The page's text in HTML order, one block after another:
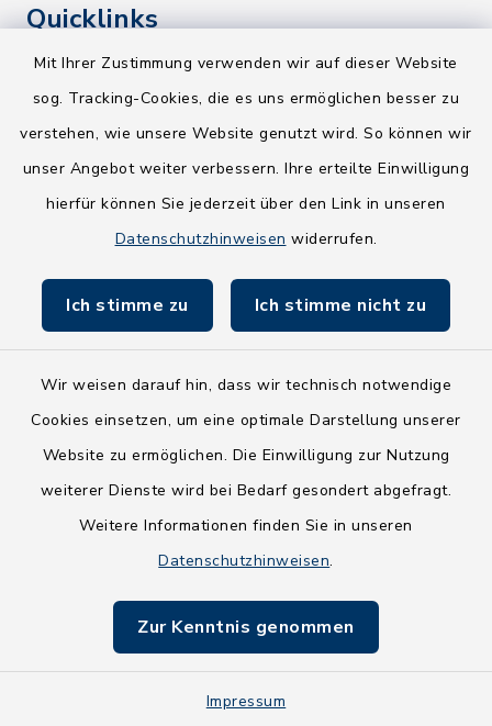
Mit Ihrer Zustimmung verwenden wir auf dieser Website
sog. Tracking-Cookies, die es uns ermöglichen besser zu
verstehen, wie unsere Website genutzt wird. So können wir
unser Angebot weiter verbessern. Ihre erteilte Einwilligung
hierfür können Sie jederzeit über den Link in unseren
Datenschutzhinweisen widerrufen.
Ich stimme zu Ich stimme nicht zu
Wir weisen darauf hin, dass wir technisch notwendige
Cookies einsetzen, um eine optimale Darstellung unserer
Website zu ermöglichen. Die Einwilligung zur Nutzung
weiterer Dienste wird bei Bedarf gesondert abgefragt.
Weitere Informationen finden Sie in unseren
Datenschutzhinweisen.
Zur Kenntnis genommen
Impressum
Quicklinks
Kreis Segeberg
NEU! Amtsbroschüre 2026
Holsteiner Auenland
Fundbüro
Barrierefreiheit
Impressum
Sitemap